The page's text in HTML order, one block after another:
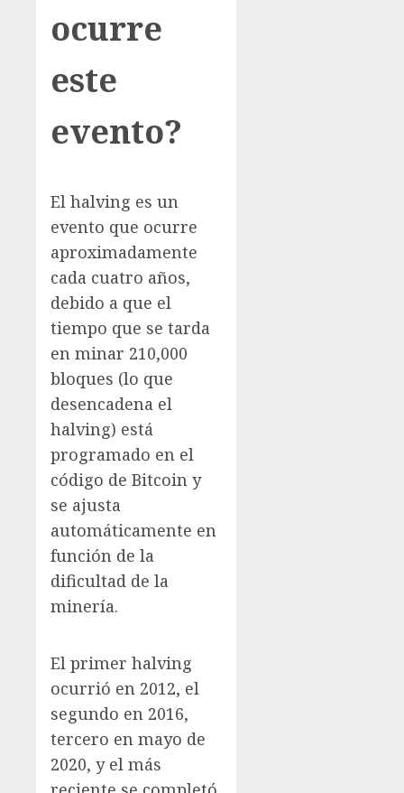
ocurre
este
evento?
El halving es un
evento que ocurre
aproximadamente
cada cuatro años,
debido a que el
tiempo que se tarda
en minar 210,000
bloques (lo que
desencadena el
halving) está
programado en el
código de Bitcoin y
se ajusta
automáticamente en
función de la
dificultad de la
minería.
El primer halving
ocurrió en 2012, el
segundo en 2016,
tercero en mayo de
2020, y el más